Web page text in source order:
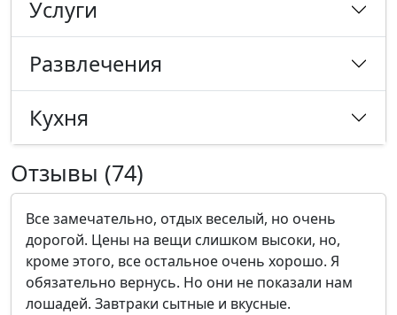
Услуги
Развлечения
Кухня
Отзывы (74)
Все замечательно, отдых веселый, но очень
дорогой. Цены на вещи слишком высоки, но,
кроме этого, все остальное очень хорошо. Я
обязательно вернусь. Но они не показали нам
лошадей. Завтраки сытные и вкусные.